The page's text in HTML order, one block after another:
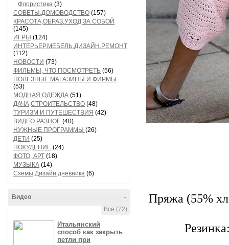
Флористика (3)
СОВЕТЫ,ДОМОВОДСТВО (157)
КРАСОТА,ОБРАЗ,УХОД ЗА СОБОЙ
(145)
ИГРЫ (124)
ИНТЕРЬЕР,МЕБЕЛЬ,ДИЗАЙН,РЕМОНТ
(112)
НОВОСТИ (73)
ФИЛЬМЫ, ЧТО ПОСМОТРЕТЬ (56)
ПОЛЕЗНЫЕ МАГАЗИНЫ И ФИРМЫ
(53)
МОДНАЯ ОДЕЖДА (51)
ДАЧА,СТРОИТЕЛЬСТВО (48)
ТУРИЗМ И ПУТЕШЕСТВИЯ (42)
ВИДЕО РАЗНОЕ (40)
НУЖНЫЕ ПРОГРАММЫ (26)
ДЕТИ (25)
ПОХУДЕНИЕ (24)
ФОТО, АРТ (18)
МУЗЫКА (14)
Схемы,Дизайн дневника (6)
-
Видео
Все (72)
Итальянский
способ как закрыть
петли при
Пряжа (55%